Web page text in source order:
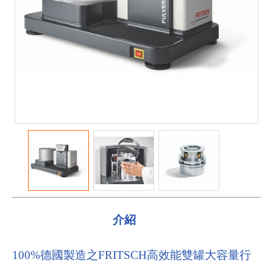
介紹
100%德國製造之FRITSCH高效能雙罐大容量行